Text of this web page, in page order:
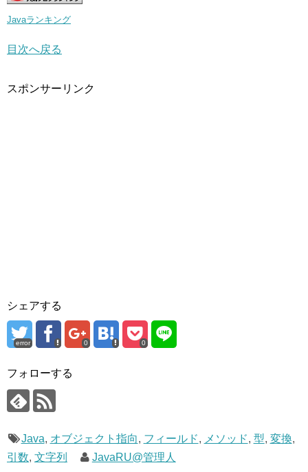
Javaランキング
目次へ戻る
スポンサーリンク
シェアする
error 0 0
フォローする
Java, オブジェクト指向, フィールド, メソッド, 型, 変換,
引数, 文字列 JavaRU@管理人